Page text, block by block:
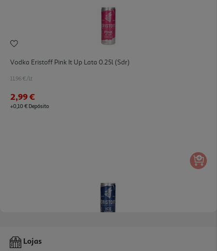
Vodka Eristoff Pink It Up Lata 0.25l (sdr)
11.96 €/Lt
2,99 €
+0,10 € Depósito
Cocktail Eristoff Ice Lata 0.25l (sdr)
Lojas